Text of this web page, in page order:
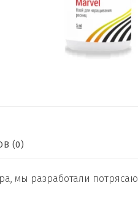
(0)
мы разработали